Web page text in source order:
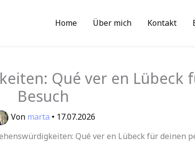
Home Über mich Kontakt
Qué ver en
Besuch
Von marta • 17.07.2026
Qué ver en Lübeck für deinen